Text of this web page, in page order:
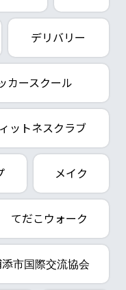
デリバリー
カースクール
ットネスクラブ
メイク
てだこウォーク
添市国際交流協会